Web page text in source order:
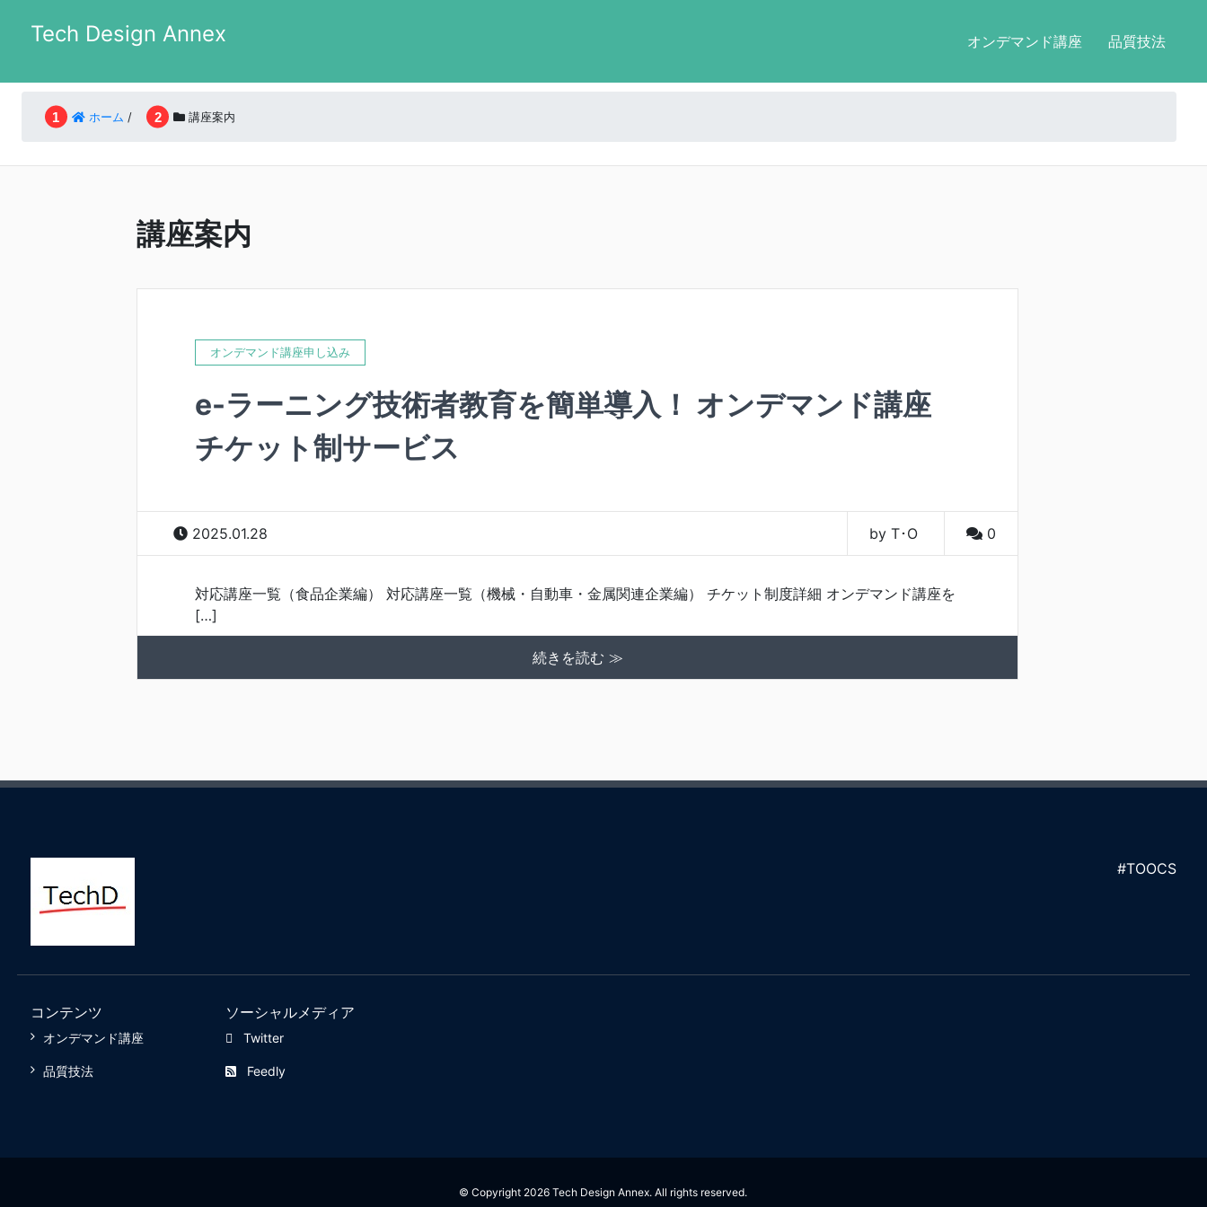
Tech Design Annex オンデマンド講座 品質技法
ホーム / 講座案内
講座案内
オンデマンド講座申し込み
e-ラーニング技術者教育を簡単導入！ オンデマンド講座
チケット制サービス
2025.01.28 by T･O 0
対応講座一覧（食品企業編） 対応講座一覧（機械・自動車・金属関連企業編） チケット制度詳細 オンデマンド講座を
[…]
続きを読む ≫
#TOOCS
コンテンツ
オンデマンド講座
品質技法
ソーシャルメディア
Twitter
Feedly
© Copyright 2026 Tech Design Annex. All rights reserved.